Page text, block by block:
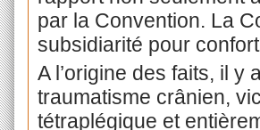
par la Convention. La
subsidiarité pour
A l’origine des faits, il y
traumatisme crânien,
tétraplégique et